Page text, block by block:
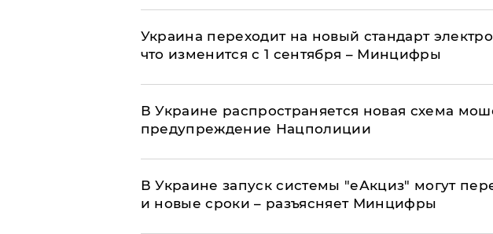
Украина переходит на новый стандарт
что изменится с 1 сентября – Минцифры
В Украине распространяется новая схема
предупреждение Нацполиции
В Украине запуск системы "еАкциз" могут
и новые сроки – разъясняет Минцифры